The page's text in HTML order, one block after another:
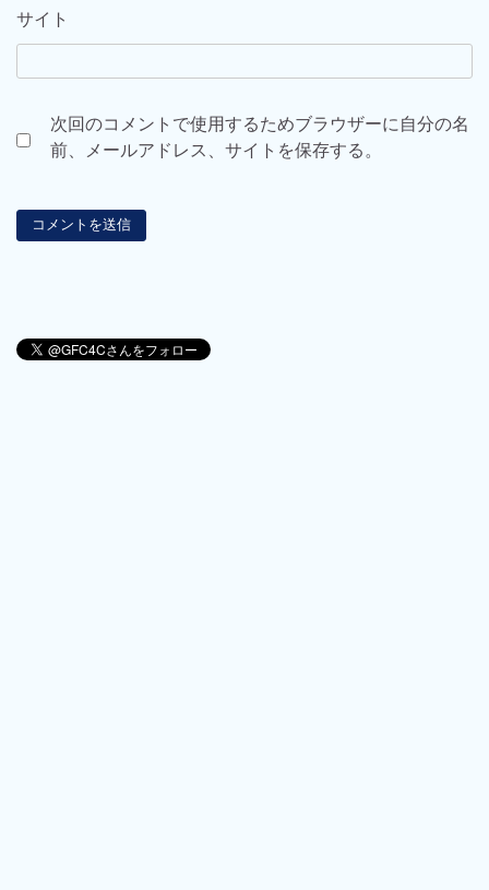
サイト
次回のコメントで使用するためブラウザーに自分の名
前、メールアドレス、サイトを保存する。